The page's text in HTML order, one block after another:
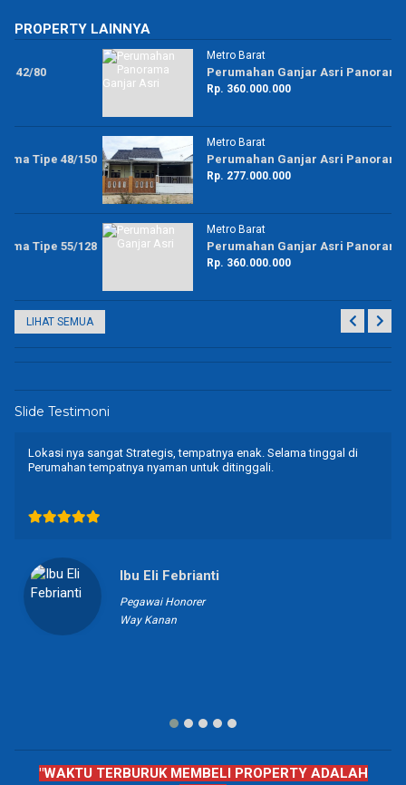
PROPERTY LAINNYA
Metro Barat
Perumahan Ganjar Asri Panorama Tipe 70/139
Rp. 360.000.000
Metro Barat
Perumahan Ganjar Asri Panorama Tipe 48/150
Rp. 277.000.000
Metro Barat
Perumahan Ganjar Asri Panorama Tipe 57/150
LIHAT SEMUA
Slide Testimoni
Lokasi nya sangat Strategis, tempatnya enak. Selama tinggal di
Perumahan tempatnya nyaman untuk ditinggali.
Ibu Eli Febrianti
Pegawai Honorer
Way Kanan
"WAKTU TERBURUK MEMBELI PROPERTY ADALAH